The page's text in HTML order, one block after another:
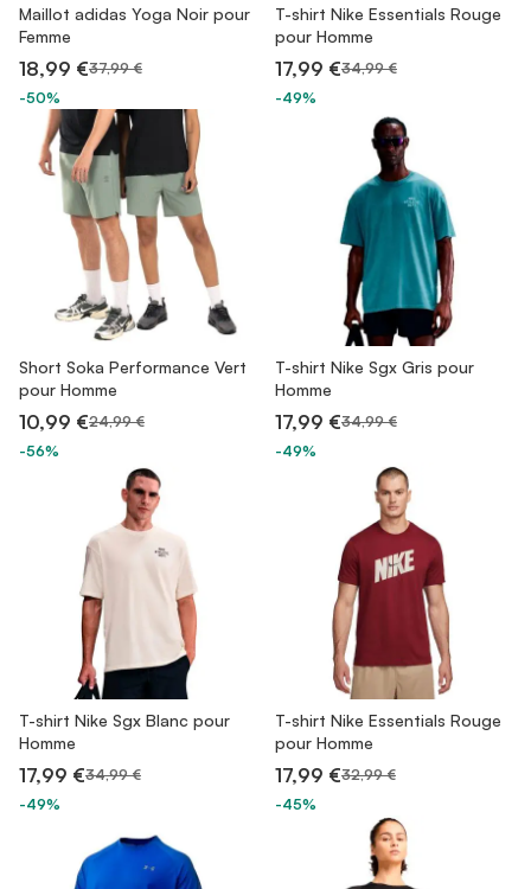
Maillot adidas Yoga Noir pour
Femme
18,99 €37,99 €
-50%
T-shirt Nike Essentials Rouge
pour Homme
17,99 €34,99 €
-49%
Short Soka Performance Vert
pour Homme
10,99 €24,99 €
-56%
T-shirt Nike Sgx Gris pour
Homme
17,99 €34,99 €
-49%
T-shirt Nike Sgx Blanc pour
Homme
17,99 €34,99 €
-49%
T-shirt Nike Essentials Rouge
pour Homme
17,99 €32,99 €
-45%